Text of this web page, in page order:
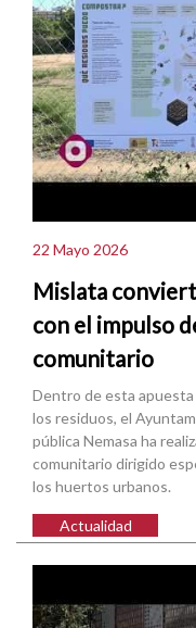
22 Mayo 2026
Mislata
con el impulso
comunitario
Dentro de esta
los residuos, el
pública Nemasa ha
comunitario dirigido
los huertos urbanos.
Actualidad